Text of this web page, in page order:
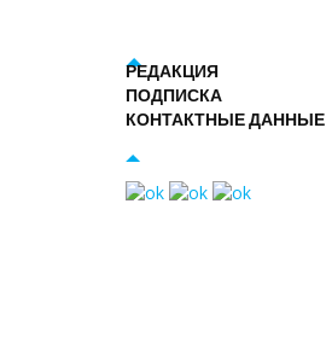
РЕДАКЦИЯ
ПОДПИСКА
КОНТАКТНЫЕ ДАННЫЕ